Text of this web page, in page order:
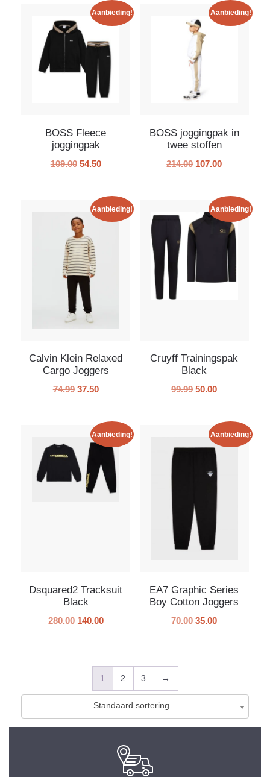
Aanbieding!
BOSS Fleece
joggingpak
109.00 54.50
Aanbieding!
BOSS joggingpak in
twee stoffen
214.00 107.00
Aanbieding!
Calvin Klein Relaxed
Cargo Joggers
74.99 37.50
Aanbieding!
Cruyff Trainingspak
Black
99.99 50.00
Aanbieding!
Dsquared2 Tracksuit
Black
280.00 140.00
Aanbieding!
EA7 Graphic Series
Boy Cotton Joggers
70.00 35.00
1 2 3 →
Standaard sortering